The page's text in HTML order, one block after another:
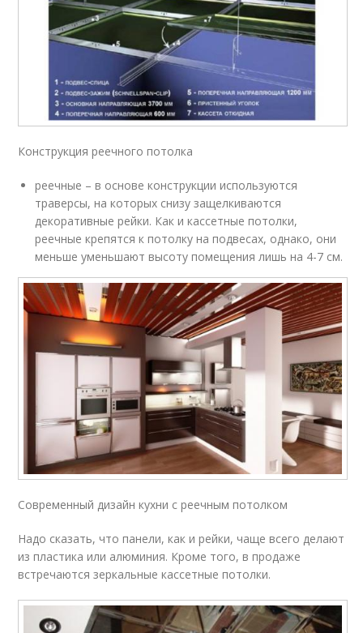
Конструкция реечного потолка
реечные – в основе конструкции используются
траверсы, на которых снизу защелкиваются
декоративные рейки. Как и кассетные потолки,
реечные крепятся к потолку на подвесах, однако, они
меньше уменьшают высоту помещения лишь на 4-7 см.
Современный дизайн кухни с реечным потолком
Надо сказать, что панели, как и рейки, чаще всего делают
из пластика или алюминия. Кроме того, в продаже
встречаются зеркальные кассетные потолки.